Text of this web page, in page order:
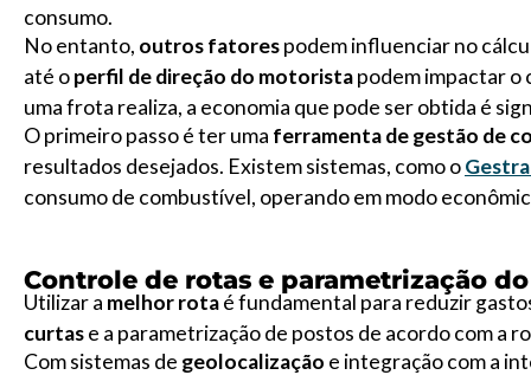
consumo.
No entanto, outros fatorespodem influenciar no
até operfil de direção do motoristapodem impactar o
uma frota realiza, a economia que pode ser obtida é
O primeiro passo é ter uma ferramenta de gestão de
resultados desejados. Existem sistemas, como o
consumo de combustível, operando em modo
Controle de rotas e parametrização
Utilizar a melhor rotaé fundamental para reduzir
curtase a parametrização de postos de acordo com a
Com sistemas de geolocalização e integração com a